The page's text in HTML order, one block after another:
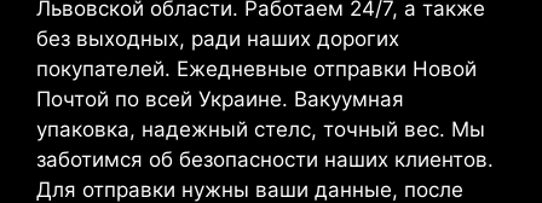
Львовской области. Работаем 24/7, а также
без выходных, ради наших дорогих
покупателей. Ежедневные отправки Новой
Почтой по всей Украине. Вакуумная
упаковка, надежный стелс, точный вес. Мы
заботимся об безопасности наших клиентов.
Для отправки нужны ваши данные, после